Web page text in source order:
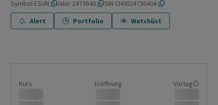
Symbol ESUN Valor 2473640 ISIN CH0024736404
Alert
Portfolio Watchlist
Kurs Eröffnung Vortag